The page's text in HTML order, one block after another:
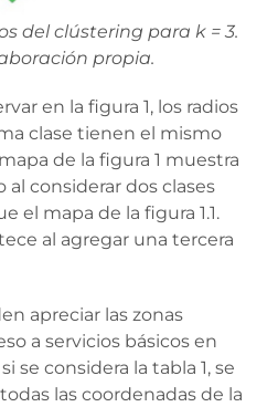
del clústering para k = 3.
propia.
en la figura 1, los radios
clase tienen el mismo
de la figura 1 muestra
considerar dos clases
el mapa de la figura 1.1.
al agregar una tercera
apreciar las zonas
a servicios básicos en
se considera la tabla 1, se
las coordenadas de la